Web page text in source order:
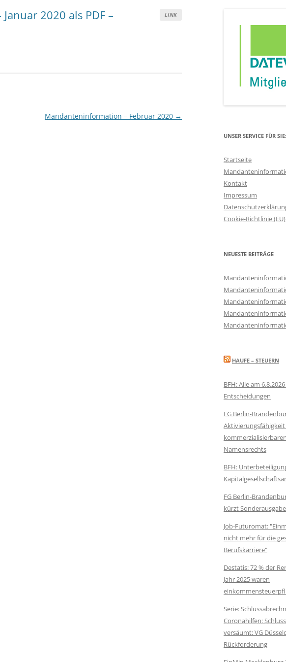
LINK
2020 als PDF –
Mandanteninformation – Februar 2020 →
UNSER SERVICE FÜR SIE:
Startseite
Kontakt
Impressum
Cookie-Richtlinie (EU)
NEUESTE BEITRÄGE
HAUFE – STEUERN
BFH: Alle am
Entscheidungen
FG Berlin-
Aktivierungsfähigkeit
Namensrechts
BFH:
FG Berlin-
kürzt
Job-Futuromat:
nicht mehr für die
Berufskarriere"
Destatis: 72 % der
Jahr 2025 waren
Serie:
Coronahilfen:
versäumt: VG
Rückforderung